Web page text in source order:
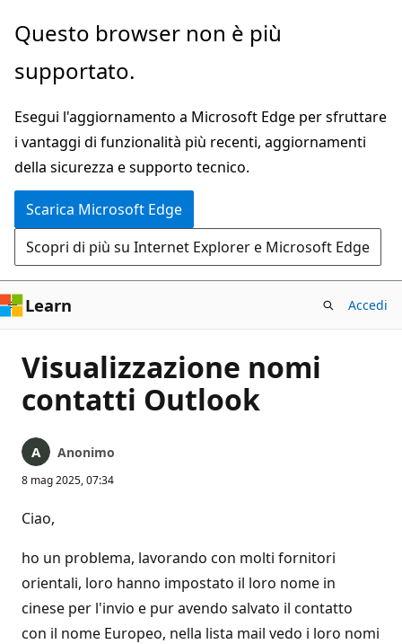
Ignora
passa
contenuto
principale
Questo browser non è più
supportato.
Esegui l'aggiornamento a Microsoft Edge per sfruttare
i vantaggi di funzionalità più recenti, aggiornamenti
della sicurezza e supporto tecnico.
Scarica Microsoft Edge
Scopri di più su Internet Explorer e Microsoft Edge
Learn Accedi
Visualizzazione nomi
contatti Outlook
Anonimo
8 mag 2025, 07:34
Ciao,
ho un problema, lavorando con molti fornitori
orientali, loro hanno impostato il loro nome in
cinese per l'invio e pur avendo salvato il contatto
con il nome Europeo, nella lista mail vedo i loro nomi